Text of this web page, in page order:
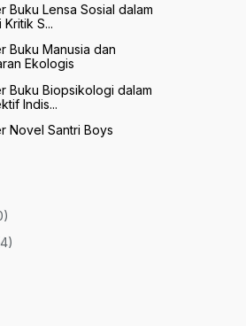
Buku Lensa Sosial dalam
S...
Buku Manusia dan
Ekologis
Buku Biopsikologi dalam
Indis...
Novel Santri Boys